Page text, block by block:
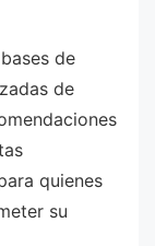
de
de
quienes
su